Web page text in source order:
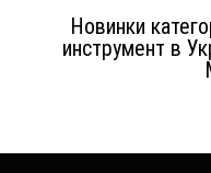
Новинки
инструмент в